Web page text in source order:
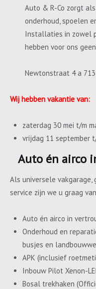
Auto & R-Co zorgt
onderhoud, spoelen
Installaties in zowel
hebben voor ons
Newtonstraat 4 a
Wij hebben vakantie van:
zaterdag 30 mei t/m
vrijdag 11 september
Auto én airco
Als universele vakgarage,
service zijn we u graag
Auto én airco in
Onderhoud en
busjes en
APK (inclusief
Inbouw Pilot Xenon-
Bosal trekhaken